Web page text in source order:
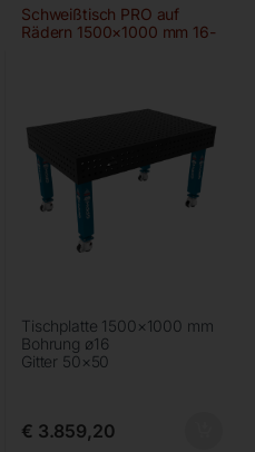
Schweißtisch PRO auf
Rädern 1500×1000 mm 16-
Tischplatte 1500×1000 mm
Bohrung ø16
Gitter 50×50
€ 3.859,20